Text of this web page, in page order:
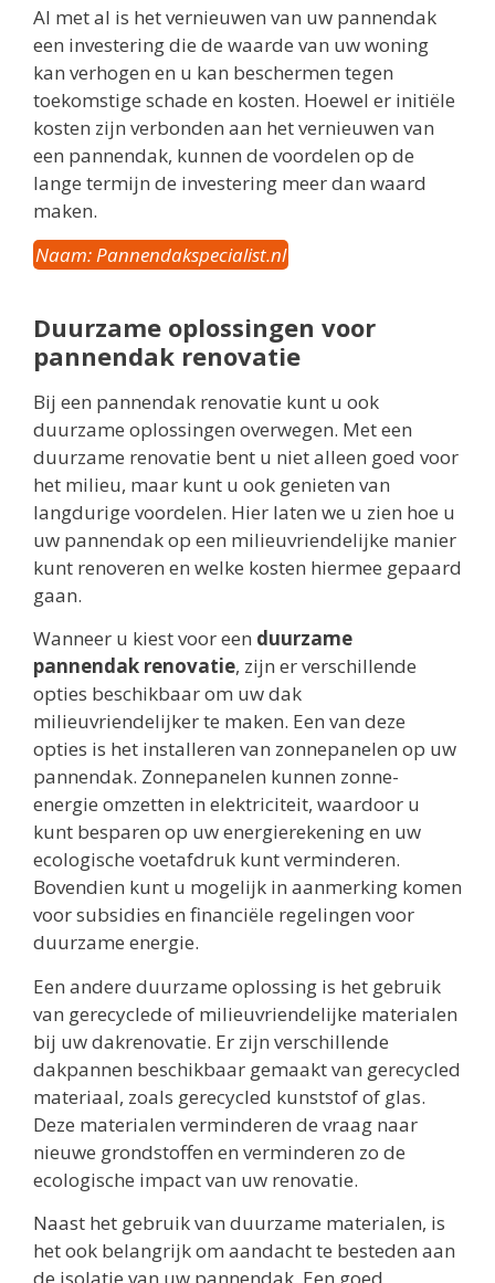
Al met al is het vernieuwen van uw pannendak
een investering die de waarde van uw woning
kan verhogen en u kan beschermen tegen
toekomstige schade en kosten. Hoewel er initiële
kosten zijn verbonden aan het vernieuwen van
een pannendak, kunnen de voordelen op de
lange termijn de investering meer dan waard
maken.
Naam: Pannendakspecialist.nl
Duurzame oplossingen voor
pannendak renovatie
Bij een pannendak renovatie kunt u ook
duurzame oplossingen overwegen. Met een
duurzame renovatie bent u niet alleen goed voor
het milieu, maar kunt u ook genieten van
langdurige voordelen. Hier laten we u zien hoe u
uw pannendak op een milieuvriendelijke manier
kunt renoveren en welke kosten hiermee gepaard
gaan.
Wanneer u kiest voor een duurzame
pannendak renovatie, zijn er verschillende
opties beschikbaar om uw dak
milieuvriendelijker te maken. Een van deze
opties is het installeren van zonnepanelen op uw
pannendak. Zonnepanelen kunnen zonne-
energie omzetten in elektriciteit, waardoor u
kunt besparen op uw energierekening en uw
ecologische voetafdruk kunt verminderen.
Bovendien kunt u mogelijk in aanmerking komen
voor subsidies en financiële regelingen voor
duurzame energie.
Een andere duurzame oplossing is het gebruik
van gerecyclede of milieuvriendelijke materialen
bij uw dakrenovatie. Er zijn verschillende
dakpannen beschikbaar gemaakt van gerecycled
materiaal, zoals gerecycled kunststof of glas.
Deze materialen verminderen de vraag naar
nieuwe grondstoffen en verminderen zo de
ecologische impact van uw renovatie.
Naast het gebruik van duurzame materialen, is
het ook belangrijk om aandacht te besteden aan